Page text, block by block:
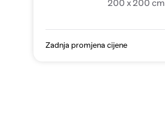
200 x 200 cm
Zadnja promjena cijene